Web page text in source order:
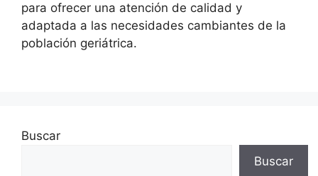
para ofrecer una atención de calidad y
adaptada a las necesidades cambiantes de la
población geriátrica.
Buscar
Buscar